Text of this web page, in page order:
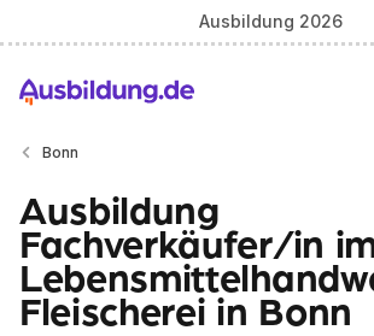
Ausbildung 2026
Bonn
Ausbildung
Fachverkäufer/in
Fleischerei in Bonn